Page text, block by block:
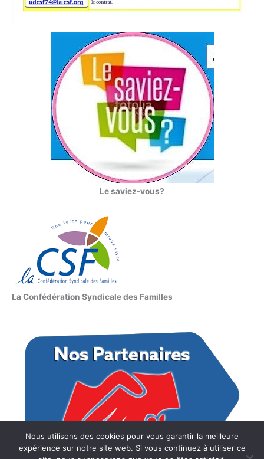
Le saviez-vous?
La Confédération Syndicale des Familles
Nous utilisons des cookies pour vous garantir la meilleure
expérience sur notre site web. Si vous continuez à utiliser ce